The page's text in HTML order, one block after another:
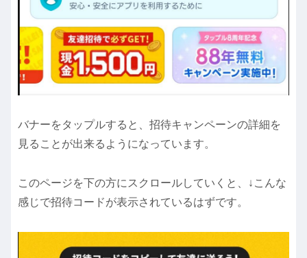
バナーをタップルすると、招待キャンペーンの詳細を
見ることが出来るようになっています。
このページを下の方にスクロールしていくと、↓こんな
感じで招待コードが表示されているはずです。